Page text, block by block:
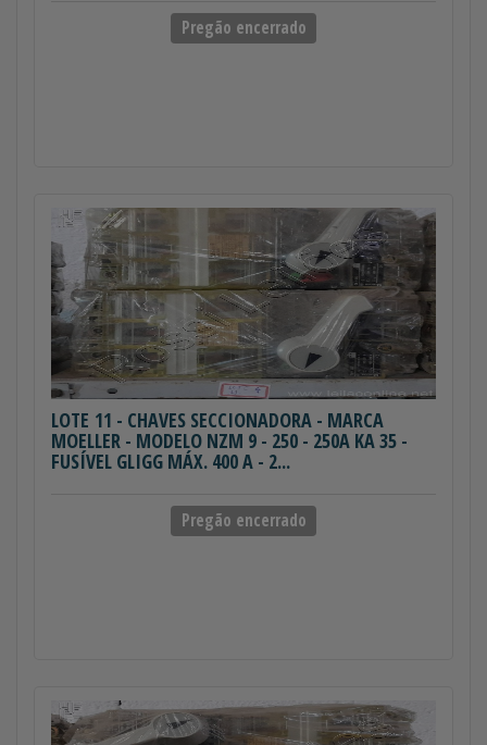
Pregão encerrado
LOTE 11 - CHAVES SECCIONADORA - MARCA
MOELLER - MODELO NZM 9 - 250 - 250A KA 35 -
FUSÍVEL GLIGG MÁX. 400 A - 2...
Pregão encerrado